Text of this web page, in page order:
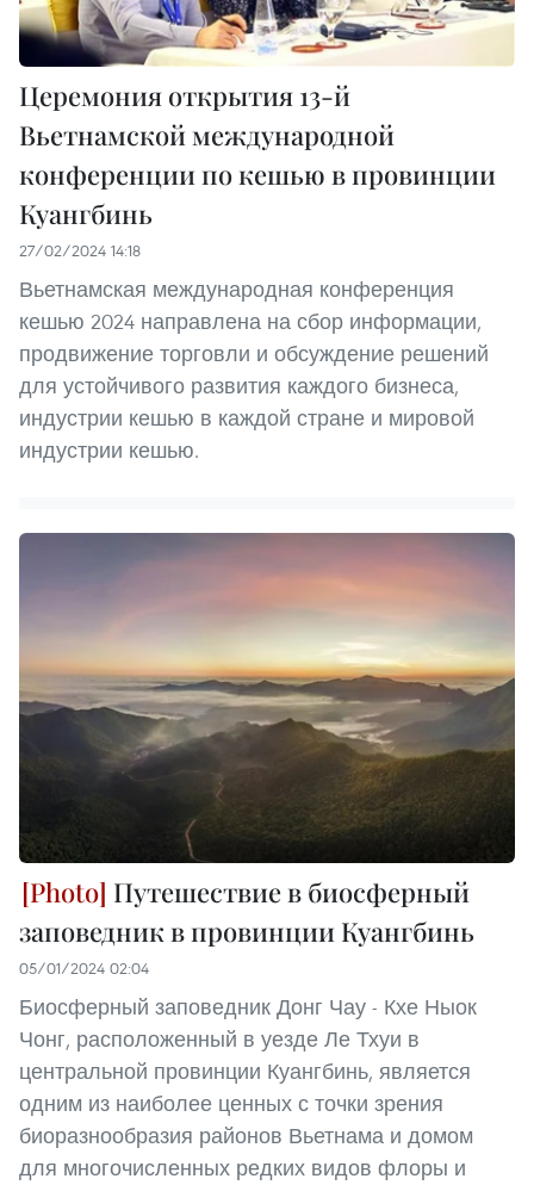
Церемония открытия 13-й
Вьетнамской международной
конференции по кешью в провинции
Куангбинь
27/02/2024 14:18
Вьетнамская международная конференция
кешью 2024 направлена на сбор информации,
продвижение торговли и обсуждение решений
для устойчивого развития каждого бизнеса,
индустрии кешью в каждой стране и мировой
индустрии кешью.
Путешествие в биосферный
заповедник в провинции Куангбинь
05/01/2024 02:04
Биосферный заповедник Донг Чау - Кхе Ныок
Чонг, расположенный в уезде Ле Тхуи в
центральной провинции Куангбинь, является
одним из наиболее ценных с точки зрения
биоразнообразия районов Вьетнама и домом
для многочисленных редких видов флоры и